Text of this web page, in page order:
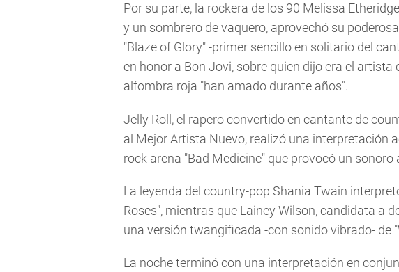
Por su parte, la rockera de los 90 Melissa
y un sombrero de vaquero, aprovechó su
"Blaze of Glory" -primer sencillo en solitario del
en honor a Bon Jovi, sobre quien dijo era el artista
alfombra roja "han amado durante años".
Jelly Roll, el rapero convertido en cantante de
al Mejor Artista Nuevo, realizó una interpretación
rock arena "Bad Medicine" que provocó un sonoro
La leyenda del country-pop Shania Twain
Roses", mientras que Lainey Wilson, candidata a
una versión twangificada -con sonido vibrado- de
La noche terminó con una interpretación en